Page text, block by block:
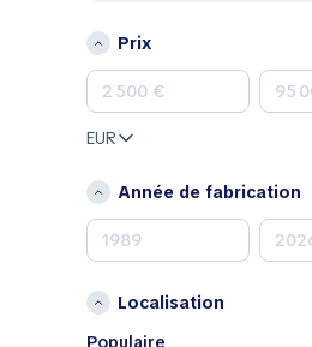
Land Rover
Lexus
Mazda
Mercedes-Benz
Opel
Porsche
RAM
Prix
EUR
Année de fabrication
Localisation
Populaire